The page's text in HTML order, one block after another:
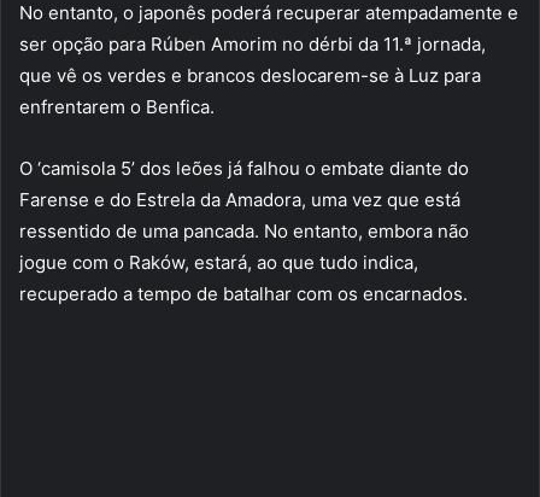
No entanto, o japonês poderá recuperar atempadamente e
ser opção para Rúben Amorim no dérbi da 11.ª jornada,
que vê os verdes e brancos deslocarem-se à Luz para
enfrentarem o Benfica.
O ‘camisola 5’ dos leões já falhou o embate diante do
Farense e do Estrela da Amadora, uma vez que está
ressentido de uma pancada. No entanto, embora não
jogue com o Raków, estará, ao que tudo indica,
recuperado a tempo de batalhar com os encarnados.